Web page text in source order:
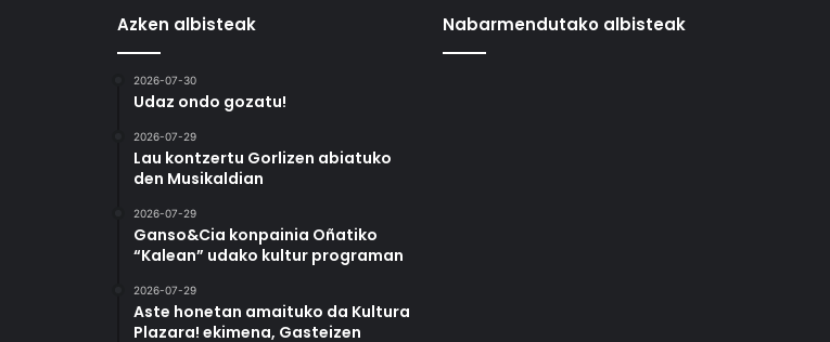
Azken albisteak
2026-07-30
Udaz ondo gozatu!
2026-07-29
Lau kontzertu Gorlizen abiatuko
den Musikaldian
2026-07-29
Ganso&Cia konpainia Oñatiko
“Kalean” udako kultur programan
2026-07-29
Aste honetan amaituko da Kultura
Plazara! ekimena, Gasteizen
Nabarmendutako albisteak